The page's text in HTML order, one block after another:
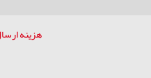
هزینه